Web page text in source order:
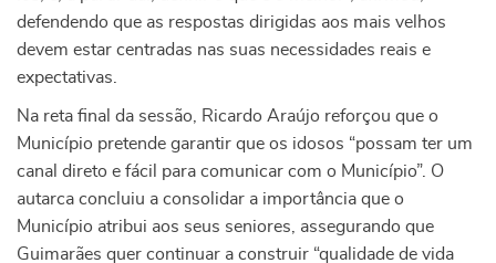
defendendo que as respostas dirigidas aos mais velhos
devem estar centradas nas suas necessidades reais e
expectativas.
Na reta final da sessão, Ricardo Araújo reforçou que o
Município pretende garantir que os idosos “possam ter um
canal direto e fácil para comunicar com o Município”. O
autarca concluiu a consolidar a importância que o
Município atribui aos seus seniores, assegurando que
Guimarães quer continuar a construir “qualidade de vida